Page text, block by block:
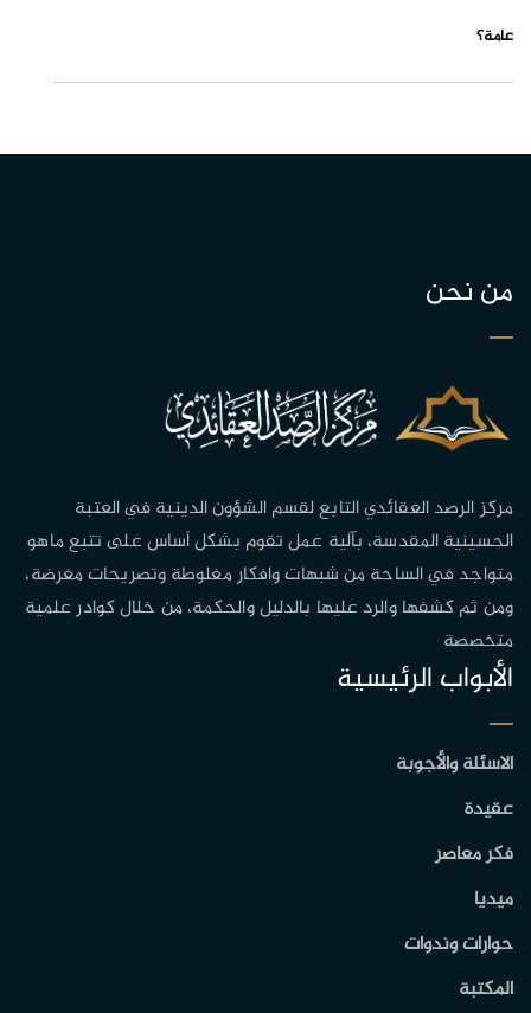
عامة؟
من نحن
مركز الرصد العقائدي التابع لقسم الشؤون الدينية في العتبة
الحسينية المقدسة، بآلية عمل تقوم بشكل أساس على تتبع ماهو
متواجد في الساحة من شبهات وافكار مغلوطة وتصريحات مغرضة،
ومن ثم كشفها والرد عليها بالدليل والحكمة، من خلال كوادر علمية
متخصصة
الأبواب الرئيسية
الاسئلة والأجوبة
عقيدة
فكر معاصر
ميديا
حوارات وندوات
المكتبة